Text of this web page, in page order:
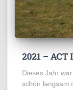
2021 –
Dieses Jahr
schön langsam